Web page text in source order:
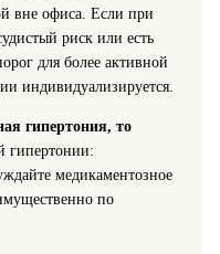
вне офиса. Если при
риск или есть
для более активной
индивидуализируется.
гипертония, то
гипертонии:
медикаментозное
по